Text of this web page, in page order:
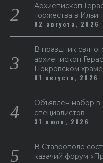
Архиепископ
торжества в
02 августа, 2026
В праздник
архиепископ
Покровском храме
01 августа, 2026
Объявлен набор в
специалистов
31 июля, 2026
В Ставрополе
казачий форум